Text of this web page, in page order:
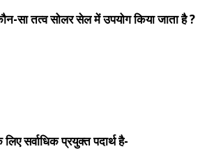
सा तत्व सोलर सेल में उपयोग किया जाता है ?
सर्वाधिक प्रयुक्त पदार्थ है-